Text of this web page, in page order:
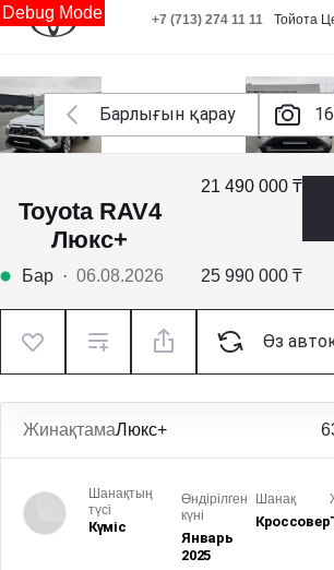
Debug Mode +7 (713) 274 11 11 Тойота
Барлығын қарау
Тағы
Toyota RAV4
Люкс+
21 490 000 ₸
Бар · 06.08.2026 25 990 000 ₸
Өз
ЖинақтамаЛюкс+
Шанақтың
түсі
Күміс
Өндірілген
күні
Январь
2025
Шанақ
Кроссовер